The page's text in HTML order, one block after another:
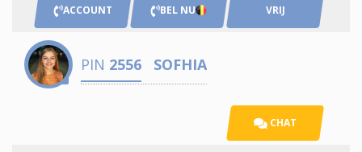
ACCOUNT BEL NU VRIJ
PIN 2556 SOFHIA
CHAT